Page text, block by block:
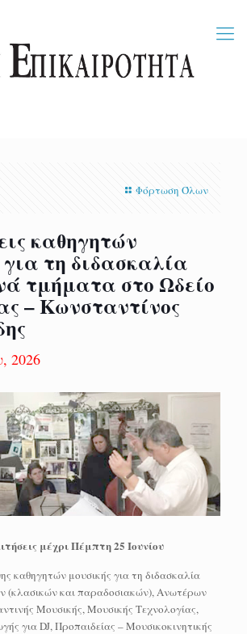
Φόρτωση Όλων
καθηγητών
για τη διδασκαλία
τμήματα στο Ωδείο
– Κωνσταντίνος
2026
μέχρι Πέμπτη 25 Ιουνίου
καθηγητών μουσικής για τη διδασκαλία
(κλασικών και παραδοσιακών), Ανωτέρων
Μουσικής, Μουσικής Τεχνολογίας,
για DJ, Προπαιδείας – Μουσικοκινητικής